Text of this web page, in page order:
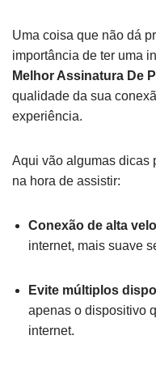
Uma coisa que não dá
importância de ter uma
Melhor Assinatura De
qualidade da sua
experiência.
Aqui vão algumas dicas
na hora de assistir:
Conexão de alta
internet, mais suave
Evite múltiplos
apenas o dispositivo
internet.